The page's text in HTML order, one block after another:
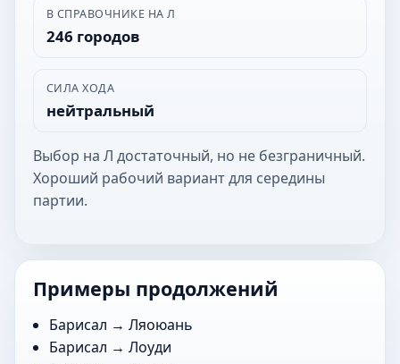
В СПРАВОЧНИКЕ НА Л
246 городов
СИЛА ХОДА
нейтральный
Выбор на Л достаточный, но не безграничный.
Хороший рабочий вариант для середины
партии.
Примеры продолжений
Барисал →Ляоюань
Барисал →Лоуди